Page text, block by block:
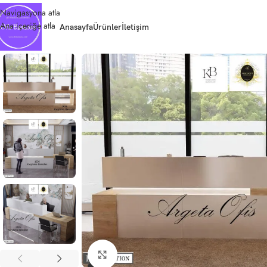
Navigasyona atla
Ana içeriğe atla AnasayfaÜrünlerİletişim
Büyütmek için tıklayın